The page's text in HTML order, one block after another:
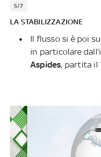
5/7
LA STABILIZZAZIONE
Il flusso si è poi
in particolare
Aspides, partita il